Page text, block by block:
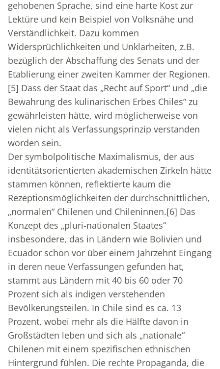
gehobenen Sprache, sind eine harte Kost zur
Lektüre und kein Beispiel von Volksnähe und
Verständlichkeit. Dazu kommen
Widersprüchlichkeiten und Unklarheiten, z.B.
bezüglich der Abschaffung des Senats und der
Etablierung einer zweiten Kammer der Regionen.
[5] Dass der Staat das „Recht auf Sport“ und „die
Bewahrung des kulinarischen Erbes Chiles“ zu
gewährleisten hätte, wird möglicherweise von
vielen nicht als Verfassungsprinzip verstanden
worden sein.
Der symbolpolitische Maximalismus, der aus
identitätsorientierten akademischen Zirkeln hätte
stammen können, reflektierte kaum die
Rezeptionsmöglichkeiten der durchschnittlichen,
„normalen“ Chilenen und Chileninnen.[6] Das
Konzept des „pluri-nationalen Staates“
insbesondere, das in Ländern wie Bolivien und
Ecuador schon vor über einem Jahrzehnt Eingang
in deren neue Verfassungen gefunden hat,
stammt aus Ländern mit 40 bis 60 oder 70
Prozent sich als indigen verstehenden
Bevölkerungsteilen. In Chile sind es ca. 13
Prozent, wobei mehr als die Hälfte davon in
Großstädten leben und sich als „nationale“
Chilenen mit einem spezifischen ethnischen
Hintergrund fühlen. Die rechte Propaganda, die